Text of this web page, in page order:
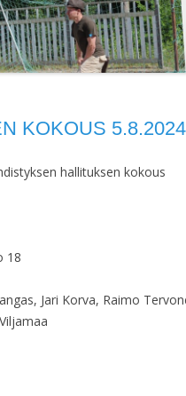
KOKOUS 5.8.2024
hallituksen kokous
18
Jari Korva, Raimo